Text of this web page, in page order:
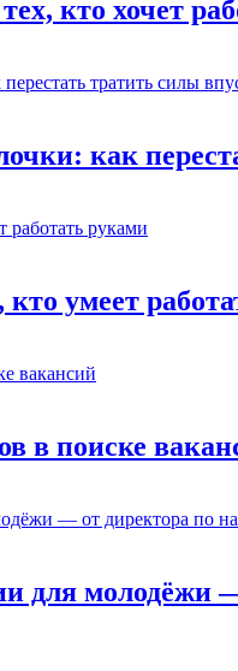
кто хочет
как
кто умеет
в поиске
для молодёжи